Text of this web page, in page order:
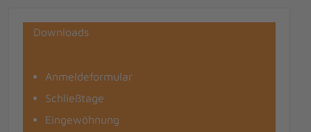
Downloads
Anmeldeformular
Schließtage
Eingewöhnung